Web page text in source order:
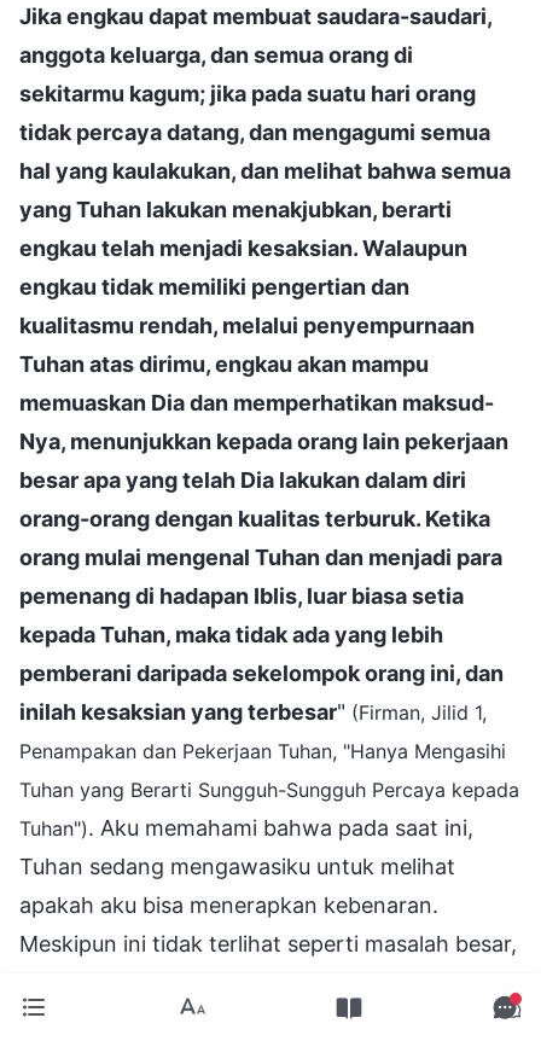
Jika engkau dapat membuat saudara-saudari,
anggota keluarga, dan semua orang di
sekitarmu kagum; jika pada suatu hari orang
tidak percaya datang, dan mengagumi semua
hal yang kaulakukan, dan melihat bahwa semua
yang Tuhan lakukan menakjubkan, berarti
engkau telah menjadi kesaksian. Walaupun
engkau tidak memiliki pengertian dan
kualitasmu rendah, melalui penyempurnaan
Tuhan atas dirimu, engkau akan mampu
memuaskan Dia dan memperhatikan maksud-
Nya, menunjukkan kepada orang lain pekerjaan
besar apa yang telah Dia lakukan dalam diri
orang-orang dengan kualitas terburuk. Ketika
orang mulai mengenal Tuhan dan menjadi para
pemenang di hadapan Iblis, luar biasa setia
kepada Tuhan, maka tidak ada yang lebih
pemberani daripada sekelompok orang ini, dan
inilah kesaksian yang terbesar" (Firman, Jilid 1,
Penampakan dan Pekerjaan Tuhan, "Hanya Mengasihi
Tuhan yang Berarti Sungguh-Sungguh Percaya kepada
Tuhan"). Aku memahami bahwa pada saat ini,
Tuhan sedang mengawasiku untuk melihat
apakah aku bisa menerapkan kebenaran.
Meskipun ini tidak terlihat seperti masalah besar,
Aku tahu betul bahwa Tuhan menyukai orang-